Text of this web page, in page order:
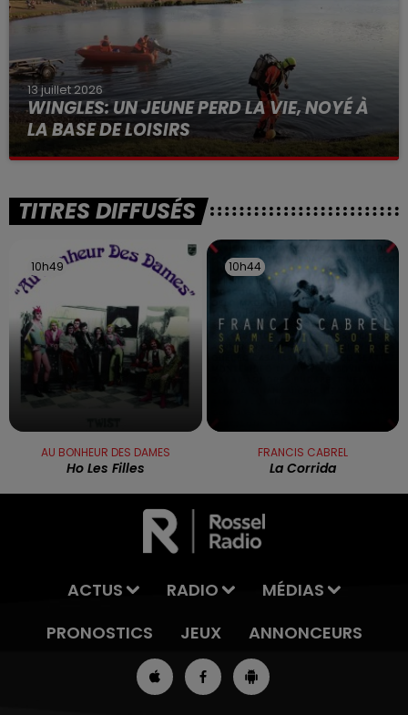
13 juillet 2026
WINGLES: UN JEUNE PERD LA VIE, NOYÉ À
LA BASE DE LOISIRS
La victime a coulé à pic
TITRES DIFFUSÉS
10h49
10h49
AU BONHEUR DES DAMES
Ho Les Filles
10h44
10h44
FRANCIS CABREL
La Corrida
ACTUS RADIO
MÉDIAS
PRONOSTICS
JEUX ANNONCEURS